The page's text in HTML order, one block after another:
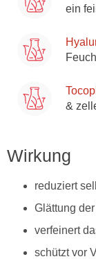
Wirkung
reduziert
Glättung
verfeinert
schützt vor
ein
&